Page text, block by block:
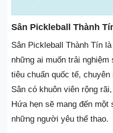
Sân Pickleball Thành
Sân Pickleball Thành Tín
những ai muốn trải
tiêu chuẩn quốc tế,
Sân có khuôn viên rộng
Hứa hẹn sẽ mang đến
những người yêu thể thao.